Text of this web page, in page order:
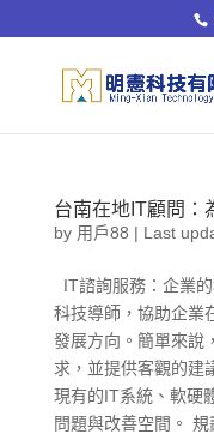
台南在地IT顧問：
by 用戶88 | Last
IT諮詢服務：企業
科技導師，協助企業
發展方向。簡單來說
求，並提供客觀的建
現有的IT系統、軟硬
問題與改善空間。